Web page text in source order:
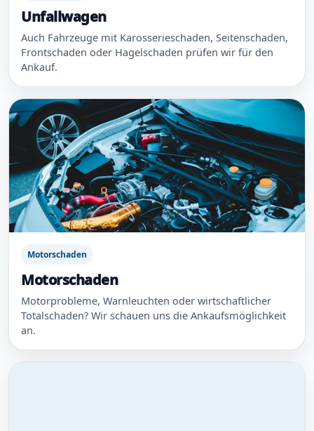
Unfallwagen
Auch Fahrzeuge mit Karosserieschaden, Seitenschaden,
Frontschaden oder Hagelschaden prüfen wir für den
Ankauf.
Motorschaden
Motorschaden
Motorprobleme, Warnleuchten oder wirtschaftlicher
Totalschaden? Wir schauen uns die Ankaufsmöglichkeit
an.